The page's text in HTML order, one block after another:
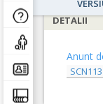
DETALII
Anunt